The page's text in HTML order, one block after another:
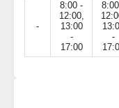
-
8:00 -
12:00,
13:00
-
17:00
-